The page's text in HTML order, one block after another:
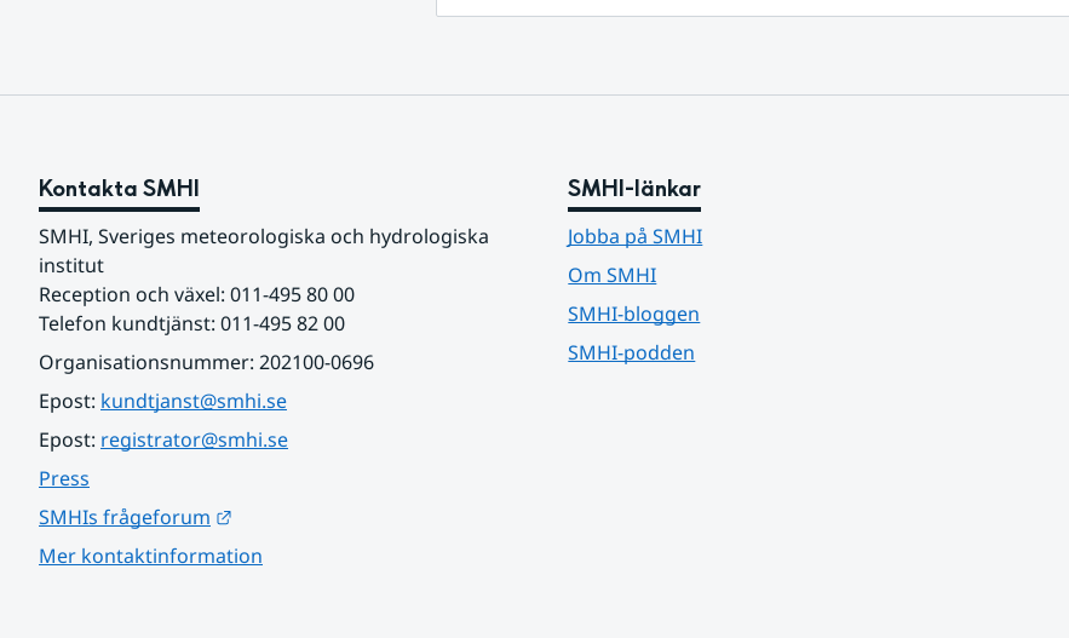
Kontakta SMHI
SMHI, Sveriges meteorologiska och hydrologiska
institut
Reception och växel: 011-495 80 00
Telefon kundtjänst: 011-495 82 00
Organisationsnummer: 202100-0696
Epost: kundtjanst@smhi.se
Epost: registrator@smhi.se
Press
SMHIs frågeforum
Mer kontaktinformation
SMHI-länkar
Jobba på SMHI
Om SMHI
SMHI-bloggen
SMHI-podden